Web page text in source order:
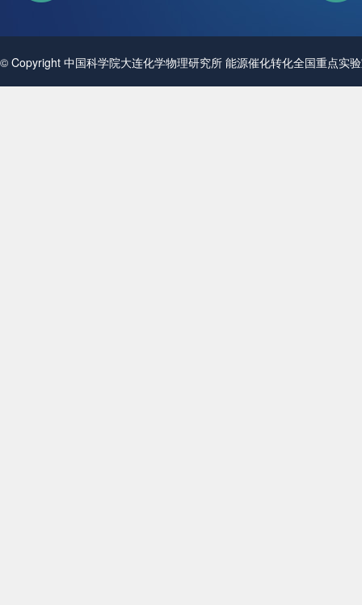
© Copyright 中国科学院大连化学物理研究所 能源催化转化全国重点实